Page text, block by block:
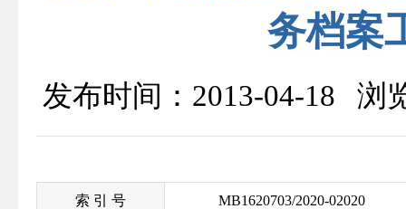
务档案
发布时间：2013-04-18 浏
索 引 号 MB1620703/2020-02020